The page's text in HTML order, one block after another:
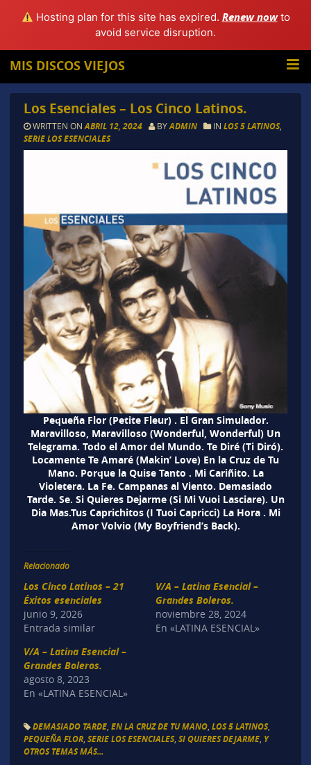
Hosting plan for this site has expired. Renew nowto
avoid service disruption.
MIS DISCOS VIEJOS
Los Esenciales – Los Cinco Latinos.
WRITTEN ON ABRIL 12, 2024 BYADMIN IN LOS 5 LATINOS,
SERIE LOS ESENCIALES
Pequeña Flor (Petite Fleur) . El Gran Simulador.
Maravilloso, Maravilloso (Wonderful, Wonderful) Un
Telegrama. Todo el Amor del Mundo. Te Diré (Ti Diró).
Locamente Te Amaré (Makin’ Love) En la Cruz de Tu
Mano. Porque la Quise Tanto . Mi Cariñito. La
Violetera. La Fe. Campanas al Viento. Demasiado
Tarde. Se. Si Quieres Dejarme (Si Mi Vuoi Lasciare). Un
Dia Mas.Tus Caprichitos (I Tuoi Capricci) La Hora . Mi
Amor Volvio (My Boyfriend’s Back).
Relacionado
Los Cinco Latinos – 21
Éxitos esenciales
junio 9, 2026
Entrada similar
V/A – Latina Esencial –
Grandes Boleros.
noviembre 28, 2024
En «LATINA ESENCIAL»
V/A – Latina Esencial –
Grandes Boleros.
agosto 8, 2023
En «LATINA ESENCIAL»
DEMASIADO TARDE, EN LA CRUZ DE TU MANO, LOS 5 LATINOS,
PEQUEÑA FLOR, SERIE LOS ESENCIALES, SI QUIERES DEJARME, Y
OTROS TEMAS MÁS...